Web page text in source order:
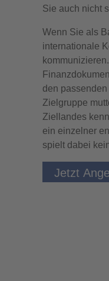
Sie auch nicht
Wenn Sie als
internationale
den
Zielgruppe
Ziellandes
ein einzelner
spielt dabei
Jetzt